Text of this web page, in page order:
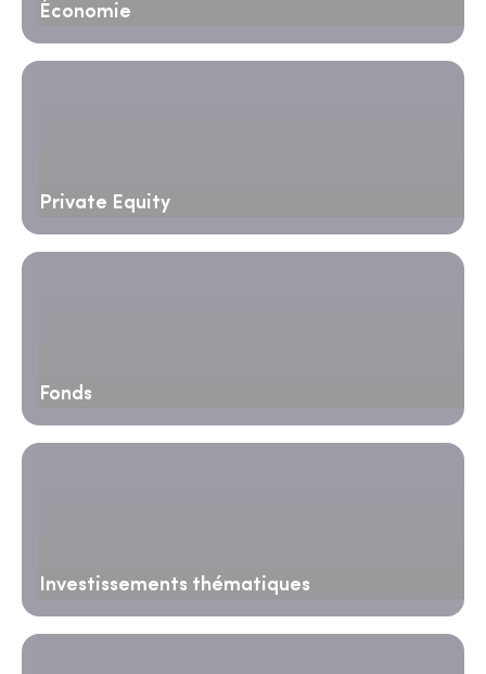
Économie
Private Equity
Fonds
Investissements thématiques